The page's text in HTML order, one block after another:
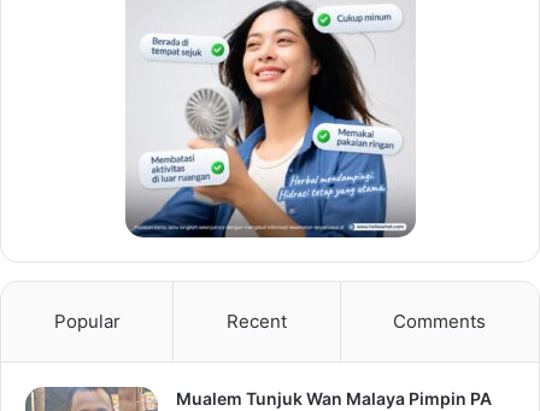
Popular Recent Comments
Mualem Tunjuk Wan Malaya Pimpin PA